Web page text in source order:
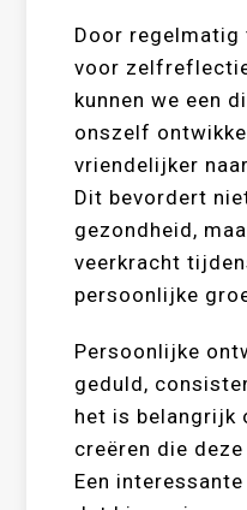
Door
voor
kunnen we een
onszelf
vriendelijker
Dit bevordert
gezondheid,
veerkracht
persoonlijke
Persoonlijke
geduld,
het is belangrijk
creëren die
Een